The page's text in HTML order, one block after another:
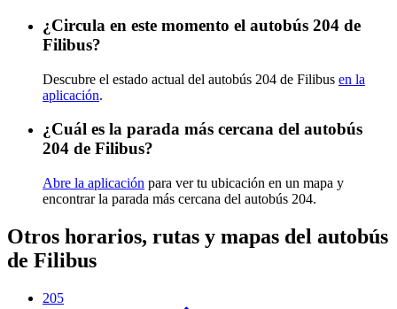
¿Circula en este momento el autobús 204 de
Filibus?
Descubre el estado actual del autobús 204 de Filibus en la
aplicación.
¿Cuál es la parada más cercana del autobús
204 de Filibus?
Abre la aplicación para ver tu ubicación en un mapa y
encontrar la parada más cercana del autobús 204.
Otros horarios, rutas y mapas del autobús
de Filibus
205